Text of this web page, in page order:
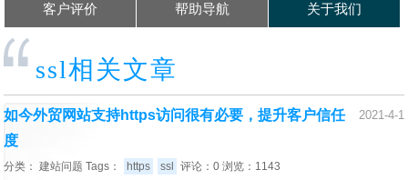
客户评价 帮助导航 关于我们
ssl相关文章
2021-4-1
如今外贸网站支持https访问很有必要，提升客户信任
度
分类：建站问题 Tags： https ssl 评论：0 浏览：1143